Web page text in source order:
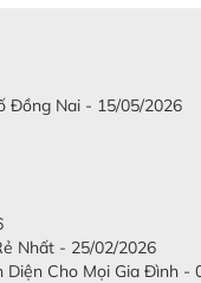
Đồng Nai - 15/05/2026
Nhất - 25/02/2026
Diện Cho Mọi Gia Đình -